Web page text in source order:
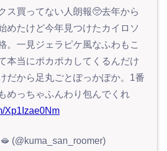
ス買ってない人朗報🥺去年から
めたけど今年見つけたカイロソ
。一見ジェラピケ風なふわもこ
本当にポカポカしてくるんだけ
だから足丸ごとぽっかぽか。1番
めっちゃふんわり包んでくれ
Xp1Izae0Nm
(@kuma_san_roomer)